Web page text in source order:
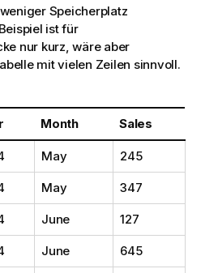
weniger Speicherplatz
ist für
nur kurz, wäre aber
mit vielen Zeilen sinnvoll.
Month Sales
May 245
May 347
June 127
June 645